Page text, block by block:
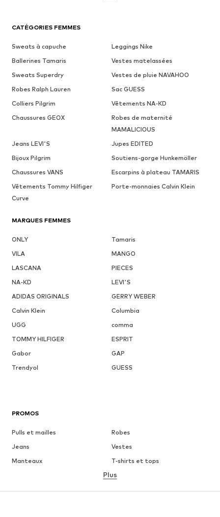
CATÉGORIES FEMMES
Sweats à capuche
Leggings Nike
Ballerines Tamaris
Vestes matelassées
Sweats Superdry
Vestes de pluie NAVAHOO
Robes Ralph Lauren
Sac GUESS
Colliers Pilgrim
Vêtements NA-KD
Chaussures GEOX
Robes de maternité
MAMALICIOUS
Jeans LEVI'S
Jupes EDITED
Bijoux Pilgrim
Soutiens-gorge Hunkemöller
Chaussures VANS
Escarpins à plateau TAMARIS
Vêtements Tommy Hilfiger
Curve
Porte-monnaies Calvin Klein
MARQUES FEMMES
ONLY
Tamaris
VILA
MANGO
LASCANA
PIECES
NA-KD
LEVI'S
ADIDAS ORIGINALS
GERRY WEBER
Calvin Klein
Columbia
UGG
comma
TOMMY HILFIGER
ESPRIT
Gabor
GAP
Trendyol
GUESS
PROMOS
Pulls et mailles
Robes
Jeans
Vestes
Manteaux
T-shirts et tops
Lingerie
Jupes
Blouses et tuniques
Plus